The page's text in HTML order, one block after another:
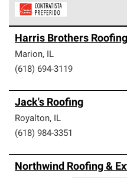
parte de una red exclusiva
que cumplen con altos
de profesionalismo y
Harris Brothers Roofing
Marion, IL
(618) 694-3119
Jack's Roofing
Royalton, IL
(618) 984-3351
Northwind Roofing &